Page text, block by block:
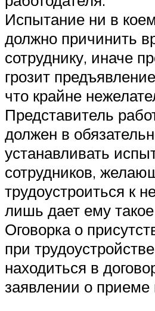
Испытание ни в
должно причинить
сотруднику, иначе
грозит
что крайне
Представитель
должен в
устанавливать
сотрудников,
трудоустроиться к
лишь дает ему
Оговорка о
при
находиться в
заявлении о приеме